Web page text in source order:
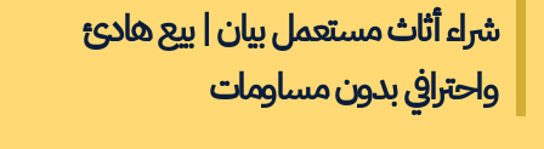
شراء أثاث مستعمل بيان | بيع هادئ
واحترافي بدون مساومات